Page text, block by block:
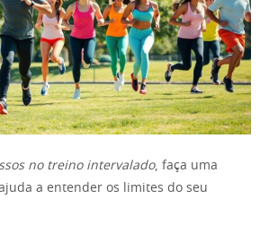
no treino intervalado, faça uma
a entender os limites do seu